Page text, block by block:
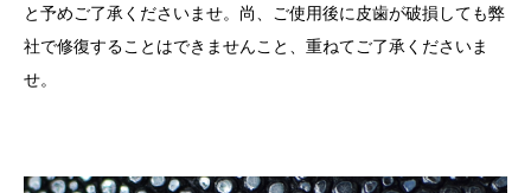
と予めご了承くださいませ。尚、ご使用後に皮歯が破損しても弊
社で修復することはできませんこと、重ねてご了承くださいま
せ。